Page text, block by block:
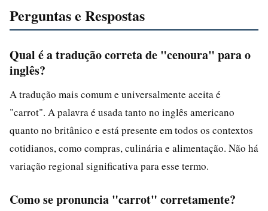
Perguntas e Respostas
Qual é a tradução correta de "cenoura" para o
inglês?
A tradução mais comum e universalmente aceita é
"carrot". A palavra é usada tanto no inglês americano
quanto no britânico e está presente em todos os contextos
cotidianos, como compras, culinária e alimentação. Não há
variação regional significativa para esse termo.
Como se pronuncia "carrot" corretamente?